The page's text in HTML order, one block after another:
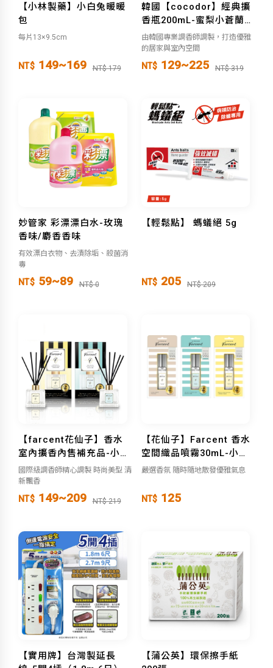
【小林製藥】小白兔暖暖
包
每片13×9.5cm
NT$ 149~169 NT$ 179
韓國【cocodor】經典擴
香瓶200mL-蜜梨小蒼蘭
Honey Pear Freesia
由韓國專業調香師調製，打造優雅
的居家與室內空間
NT$ 129~225 NT$ 319
妙管家 彩漂漂白水-玫瑰
香味/麝香香味
有效漂白衣物、去漬除垢、殺菌消
毒
NT$ 59~89 NT$ 0
【輕鬆點】 螞蟻絕 5g
NT$ 205 NT$ 209
【farcent花仙子】香水
室內擴香內售補充品-小蒼
蘭&英國梨/鼠尾草&海鹽
室內香
國際級調香師精心調製 時尚美型 清
新飄香
NT$ 149~209 NT$ 219
【花仙子】Farcent 香水
空間織品噴霧30mL-小蒼
蘭&英國梨 /海鹽$鼠尾草/
嚴選香氛 隨時隨地散發優雅氣息
NT$ 125
【實用牌】台灣製延長
【蒲公英】環保擦手紙